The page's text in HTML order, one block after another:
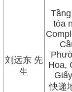
刘远东 先
生
tòa
Hoa,
快递